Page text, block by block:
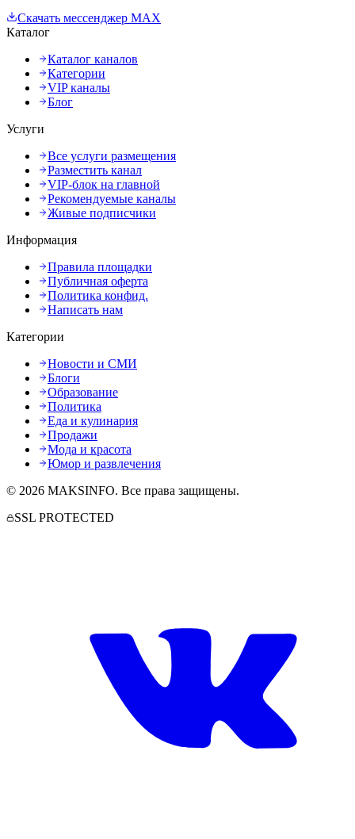
Скачать мессенджер MAX
Каталог
Каталог каналов
Категории
VIP каналы
Блог
Услуги
Все услуги размещения
Разместить канал
VIP-блок на главной
Рекомендуемые каналы
Живые подписчики
Информация
Правила площадки
Публичная оферта
Политика конфид.
Написать нам
Категории
Новости и СМИ
Блоги
Образование
Политика
Еда и кулинария
Продажи
Мода и красота
Юмор и развлечения
© 2026 MAKSINFO. Все права защищены.
SSL PROTECTED